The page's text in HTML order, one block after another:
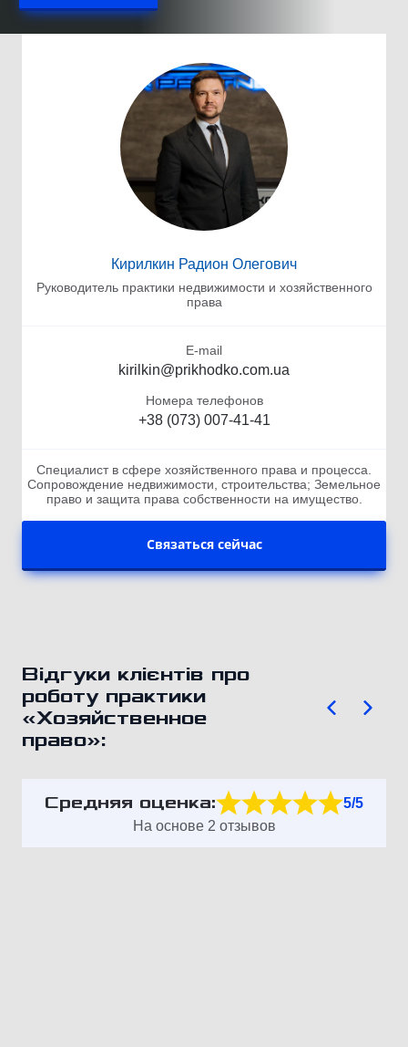
Кирилкин Радион Олегович
Руководитель практики недвижимости и хозяйственного
права
E-mail
kirilkin@prikhodko.com.ua
Номера телефонов
+38 (073) 007-41-41
Специалист в сфере хозяйственного права и процесса.
Сопровождение недвижимости, строительства; Земельное
право и защита права собственности на имущество.
Связаться сейчас
Відгуки клієнтів про
роботу практики
«Хозяйственное
право»:
Средняя оценка:
5/5
На основе 2 отзывов